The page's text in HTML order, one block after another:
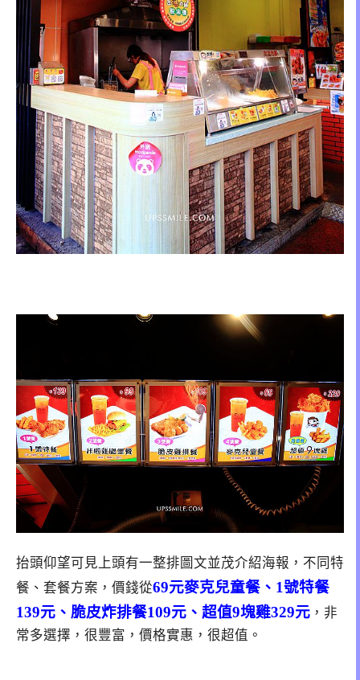
抬頭仰望可見上頭有一整排圖文並茂介紹海報，不同特
餐、套餐方案，價錢從69元麥克兒童餐、1號特餐
139元、脆皮炸排餐109元、超值9塊雞329元 ，非
常多選擇，很豐富，價格實惠，很超值。